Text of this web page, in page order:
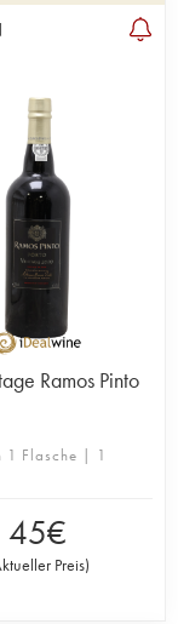
Ramos Pinto
1 Flasche | 1
45€
Preis)